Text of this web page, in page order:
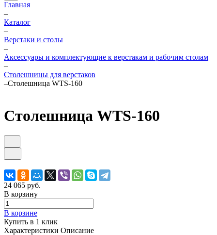
Главная
–
Каталог
–
Верстаки и столы
–
Аксессуары и комплектующие к верстакам и рабочим столам
–
Столешницы для верстаков
–Столешница WTS-160
Столешница WTS-160
24 065 руб.
В корзину
В корзине
Купить в 1 клик
Характеристики Описание